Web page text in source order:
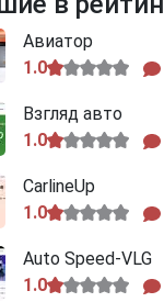
Авиатор
1.0
Взгляд авто
1.0
CarlineUp
1.0
Auto Speed-VLG
1.0